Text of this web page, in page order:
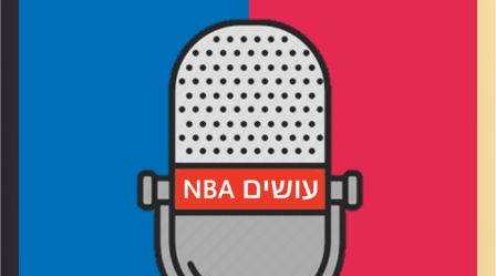
קרדיט תמונות:עידן לוצקי